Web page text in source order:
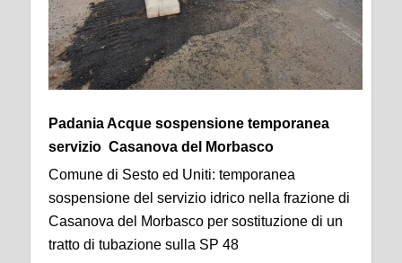
Padania Acque sospensione temporanea
servizio Casanova del Morbasco
Comune di Sesto ed Uniti: temporanea
sospensione del servizio idrico nella frazione di
Casanova del Morbasco per sostituzione di un
tratto di tubazione sulla SP 48